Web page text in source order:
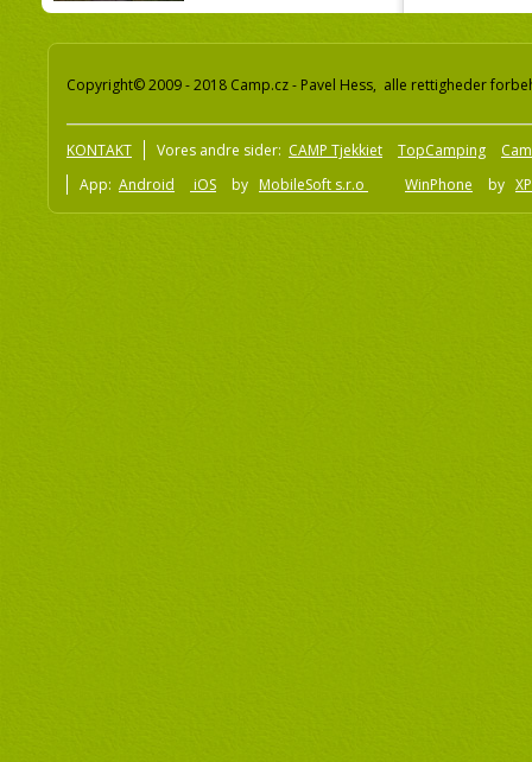
Copyright© 2009 - 2018 Camp.cz - Pavel Hess, alle rettigheder
KONTAKT Vores andre sider: CAMP Tjekkiet TopCamping
App: Android iOS by MobileSoft s.r.o WinPhone by